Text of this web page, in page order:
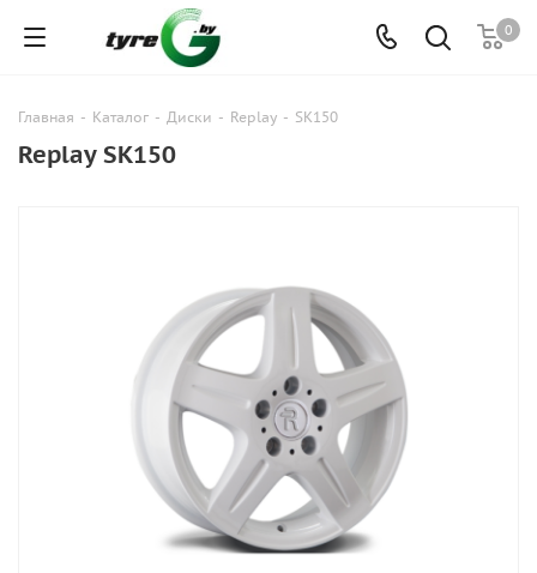
0
Главная - Каталог - Диски - Replay - SK150
Replay SK150